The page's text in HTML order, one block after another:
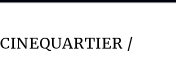
Vous pouvez nous contacter par mail :
CINEQUARTIER /